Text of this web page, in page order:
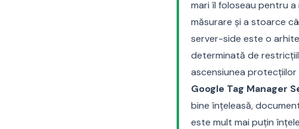
mari îl foloseau pentru
măsurare și a stoarce
server-side este o
determinată de
ascensiunea
Google Tag Manager
bine înțeleasă,
este mult mai puțin